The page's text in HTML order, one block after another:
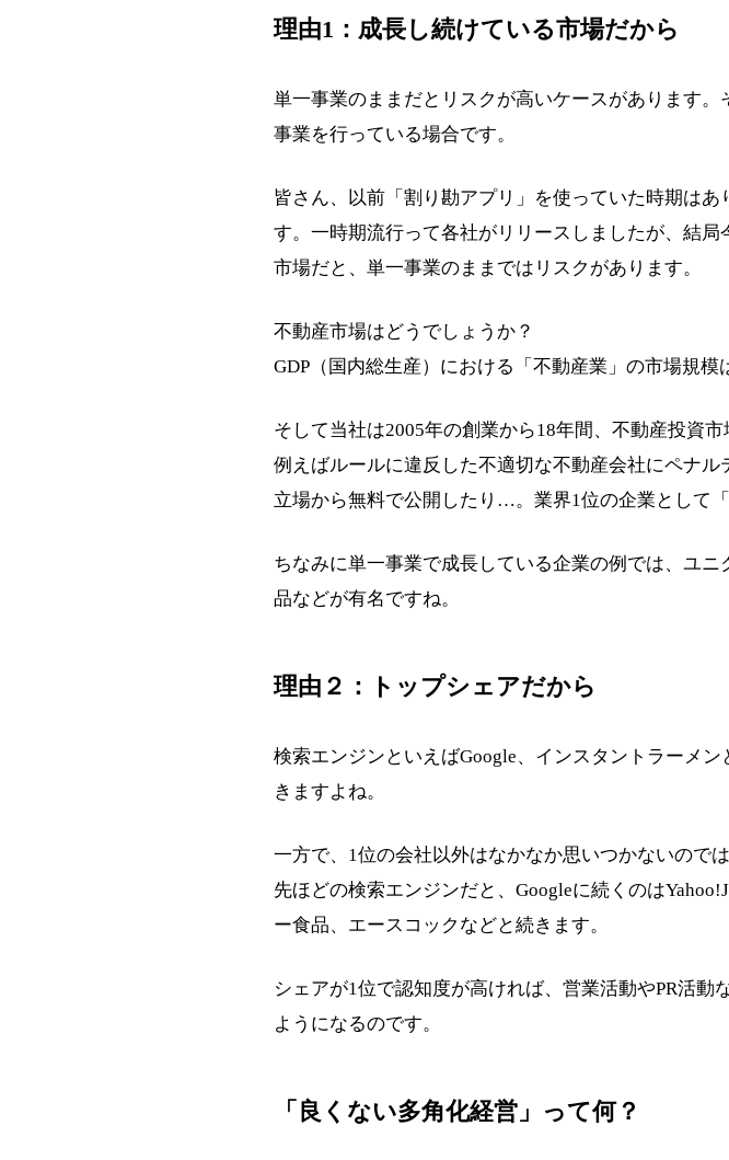
理由1：成長し続けている市場だから
単一事業のままだとリスクが高いケースがあります
事業を行っている場合です。
皆さん、以前「割り勘アプリ」を使っていた時期は
す。一時期流行って各社がリリースしましたが、結
市場だと、単一事業のままではリスクがあります。
不動産市場はどうでしょうか？
GDP（国内総生産）における「不動産業」の市場規模
そして当社は2005年の創業から18年間、不動産投資市
例えばルールに違反した不適切な不動産会社にペナ
立場から無料で公開したり…。業界1位の企業として
ちなみに単一事業で成長している企業の例では、ユ
品などが有名ですね。
理由２：トップシェアだから
検索エンジンといえばGoogle、インスタントラーメ
きますよね。
一方で、1位の会社以外はなかなか思いつかないので
先ほどの検索エンジンだと、Googleに続くのは
ー食品、エースコックなどと続きます。
シェアが1位で認知度が高ければ、営業活動やPR活
ようになるのです。
「良くない多角化経営」って何？